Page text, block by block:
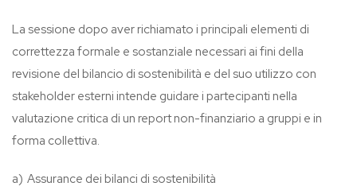
La sessione dopo aver richiamato i principali elementi di
correttezza formale e sostanziale necessari ai fini della
revisione del bilancio di sostenibilità e del suo utilizzo con
stakeholder esterni intende guidare i partecipanti nella
valutazione critica di un report non-finanziario a gruppi e in
forma collettiva.
a) Assurance dei bilanci di sostenibilità